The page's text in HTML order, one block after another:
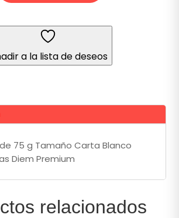
a la lista de deseos
75 g Tamaño Carta Blanco
Diem Premium
relacionados